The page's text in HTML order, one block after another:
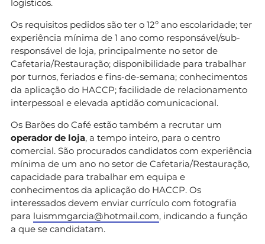
logísticos.
Os requisitos pedidos são ter o 12º ano escolaridade; ter
experiência mínima de 1 ano como responsável/sub-
responsável de loja, principalmente no setor de
Cafetaria/Restauração; disponibilidade para trabalhar
por turnos, feriados e fins-de-semana; conhecimentos
da aplicação do HACCP; facilidade de relacionamento
interpessoal e elevada aptidão comunicacional.
Os Barões do Café estão também a recrutar um
operador de loja, a tempo inteiro, para o centro
comercial. São procurados candidatos com experiência
mínima de um ano no setor de Cafetaria/Restauração,
capacidade para trabalhar em equipa e
conhecimentos da aplicação do HACCP. Os
interessados devem enviar currículo com fotografia
para luismmgarcia@hotmail.com, indicando a função
a que se candidatam.